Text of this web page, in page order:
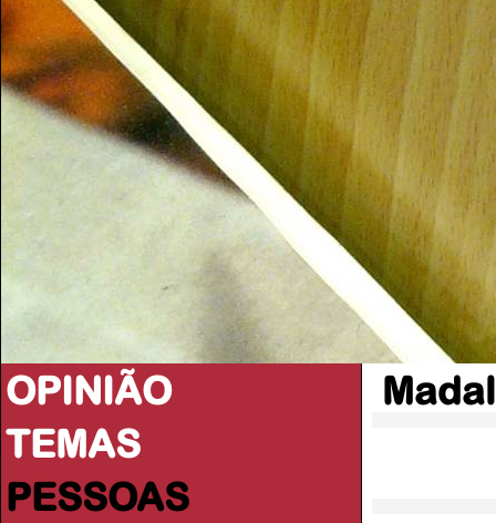
OPINIÃO
TEMAS
PESSOAS